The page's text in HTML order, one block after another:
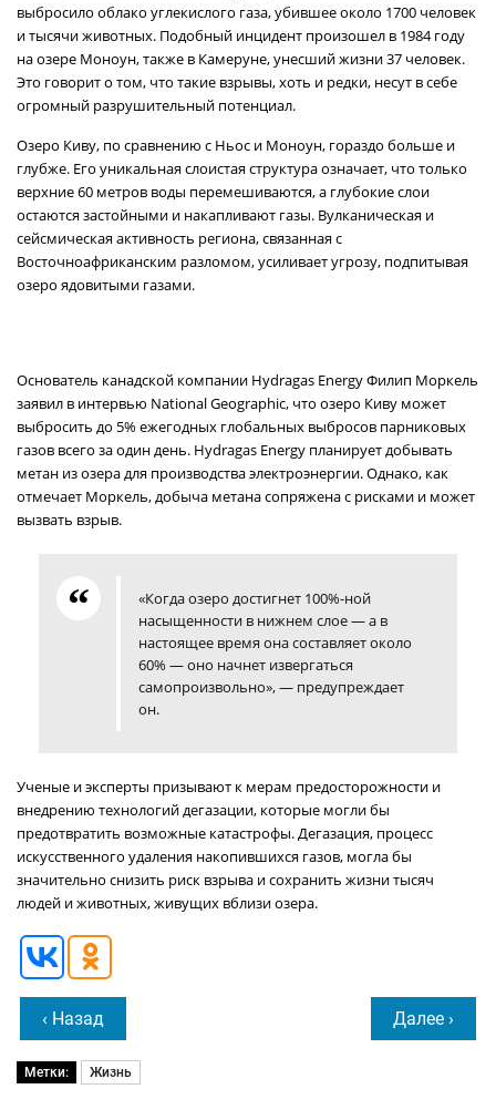
выбросило облако углекислого газа, убившее около 1700 человек
и тысячи животных. Подобный инцидент произошел в 1984 году
на озере Моноун, также в Камеруне, унесший жизни 37 человек.
Это говорит о том, что такие взрывы, хоть и редки, несут в себе
огромный разрушительный потенциал.
Озеро Киву, по сравнению с Ньос и Моноун, гораздо больше и
глубже. Его уникальная слоистая структура означает, что только
верхние 60 метров воды перемешиваются, а глубокие слои
остаются застойными и накапливают газы. Вулканическая и
сейсмическая активность региона, связанная с
Восточноафриканским разломом, усиливает угрозу, подпитывая
озеро ядовитыми газами.
Основатель канадской компании Hydragas Energy Филип Моркель
заявил в интервью National Geographic, что озеро Киву может
выбросить до 5% ежегодных глобальных выбросов парниковых
газов всего за один день. Hydragas Energy планирует добывать
метан из озера для производства электроэнергии. Однако, как
отмечает Моркель, добыча метана сопряжена с рисками и может
вызвать взрыв.
«Когда озеро достигнет 100%-ной
насыщенности в нижнем слое — а в
настоящее время она составляет около
60% — оно начнет извергаться
самопроизвольно», — предупреждает
он.
Ученые и эксперты призывают к мерам предосторожности и
внедрению технологий дегазации, которые могли бы
предотвратить возможные катастрофы. Дегазация, процесс
искусственного удаления накопившихся газов, могла бы
значительно снизить риск взрыва и сохранить жизни тысяч
людей и животных, живущих вблизи озера.
‹ Назад Далее ›
Метки: Жизнь